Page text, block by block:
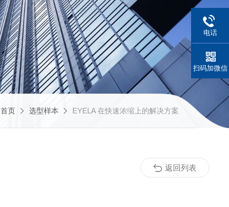
首页 选型样本 EYELA 在快速浓缩上的解决方案
返回列表
电话
扫码加微信